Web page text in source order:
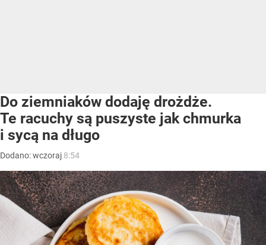
Do ziemniaków dodaję drożdże.
Te racuchy są puszyste jak chmurka
i sycą na długo
Dodano:wczoraj 8:54